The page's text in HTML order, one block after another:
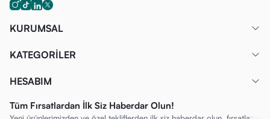
KURUMSAL
KATEGORİLER
HESABIM
Tüm Fırsatlardan İlk Siz Haberdar Olun!